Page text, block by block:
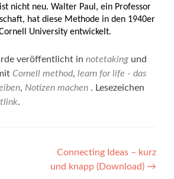
ist nicht neu. Walter Paul, ein Professor
hat diese Methode in den 1940er
University entwickelt.
veröffentlicht in notetaking und
Cornell method, learn for life - das
, Notizen machen . Lesezeichen
.
Connecting Ideas – kurz
und knapp (Download) →